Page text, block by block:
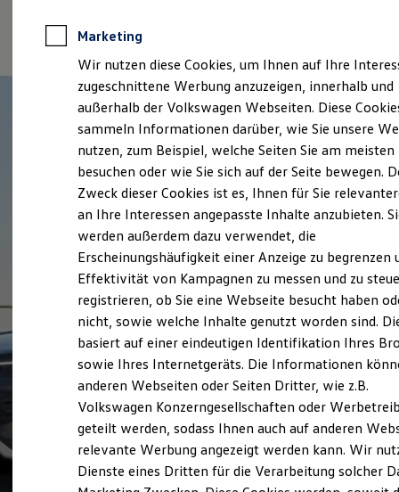
Anpfiff zum Gewinn
Elektroautos
ID. Tutorials
Elektrofahrzeugkonzepte
Reichweite
Reichweite der ID. Modelle
Reichweite im Winter
Laden
Laden unterwegs
Laden Zuhause
Ladezeitensimulator
Batterie
Sicherheit
Garantie und Lebensdauer
Nachhaltigkeit
Technologie
Kosten und Kauf
Verbrauchskosten
Kaufoptionen
E-Auto-Förderung
Software und Konnektivität
Die ID. Software 6
ID. Software Versionen und Updates
Digitale Extras
Schnittstellen zu Ihrem ID.
Marketing
Wir nutzen diese Cookies, um Ihnen auf Ihre
zugeschnittene Werbung anzuzeigen, innerhalb und
außerhalb der Volkswagen Webseiten. Diese
sammeln Informationen darüber, wie Sie unsere
nutzen, zum Beispiel, welche Seiten Sie am meisten
besuchen oder wie Sie sich auf der Seite bewegen.
Zweck dieser Cookies ist es, Ihnen für Sie
an Ihre Interessen angepasste Inhalte anzubieten.
werden außerdem dazu verwendet, die
Erscheinungshäufigkeit einer Anzeige zu begrenzen
Effektivität von Kampagnen zu messen und zu
registrieren, ob Sie eine Webseite besucht haben
nicht, sowie welche Inhalte genutzt worden sind.
basiert auf einer eindeutigen Identifikation Ihres
sowie Ihres Internetgeräts. Die Informationen
anderen Webseiten oder Seiten Dritter, wie z.B.
Volkswagen Konzerngesellschaften oder
geteilt werden, sodass Ihnen auch auf anderen
relevante Werbung angezeigt werden kann. Wir
Dienste eines Dritten für die Verarbeitung solcher